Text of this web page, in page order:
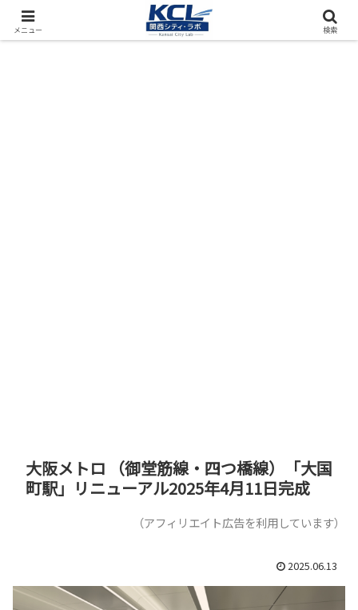
都市再開発をフィールド調査（累計アクセス数4000万PV）
大阪メトロ （御堂筋線・四つ橋線）「大国
町駅」リニューアル2025年4月11日完成
（アフィリエイト広告を利用しています）
2025.06.13
メニュー 検索